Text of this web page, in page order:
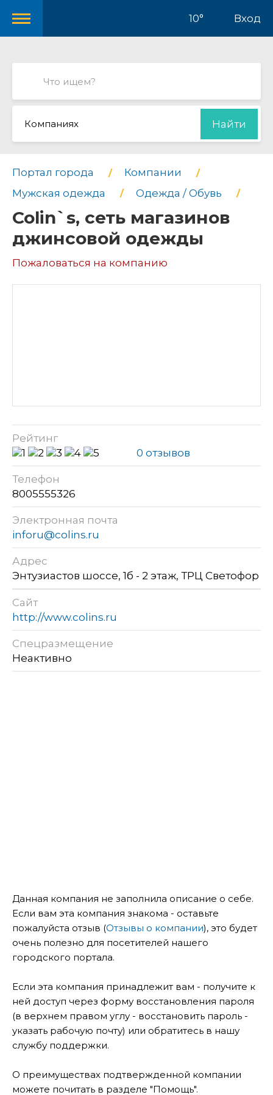
10° Вход
Компаниях Найти
Портал города
Компании
Мужская одежда
Одежда / Обувь
Colin`s, сеть магазинов
джинсовой одежды
Пожаловаться на компанию
Рейтинг
0 отзывов
Телефон
8005555326
Электронная почта
inforu@colins.ru
Адрес
Энтузиастов шоссе, 1б - 2 этаж, ТРЦ Светофор
Сайт
http://www.colins.ru
Спецразмещение
Неактивно
Данная компания не заполнила описание о себе.
Если вам эта компания знакома - оставьте
пожалуйста отзыв (Отзывы о компании), это будет
очень полезно для посетителей нашего
городского портала.
Если эта компания принадлежит вам - получите к
ней доступ через форму восстановления пароля
(в верхнем правом углу - восстановить пароль -
указать рабочую почту) или обратитесь в нашу
службу поддержки.
О преимуществах подтвержденной компании
можете почитать в разделе "Помощь".